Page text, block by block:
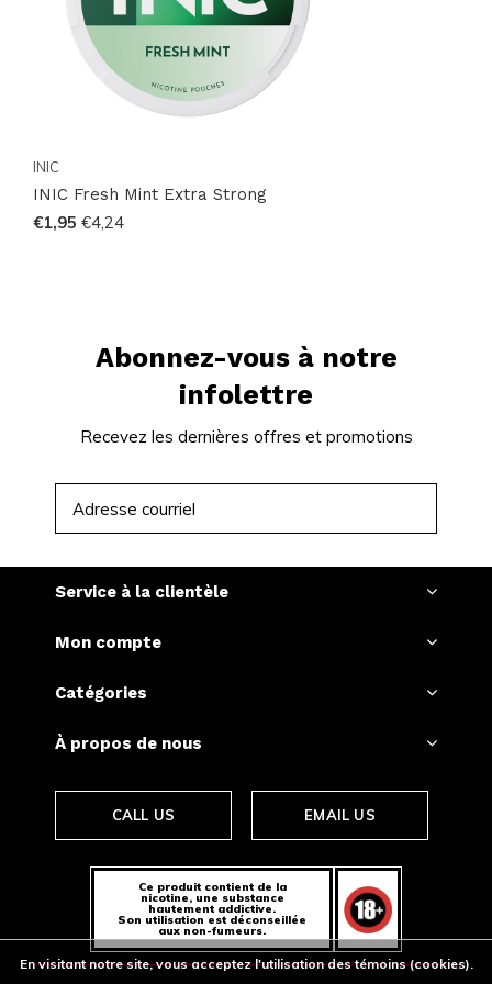
les catégories surCollections, explorez toutes les
marques sur
Snussie.com/Brandset suivez les
nouveautés surInstagram
. Commandez en ligne en
quelques clics et recevez rapidement vos sachets
INIC
INIC Fresh Mint Extra Strong
€1,95 €4,24
Abonnez-vous à notre
infolettre
Recevez les dernières offres et promotions
Service à la clientèle
Mon compte
Catégories
À propos de nous
CALL US EMAIL US
Ce produit contient de la
nicotine, une substance
hautement addictive.
Son utilisation est déconseillée
aux non-fumeurs.
En visitant notre site, vous acceptez l'utilisation des témoins (cookies).